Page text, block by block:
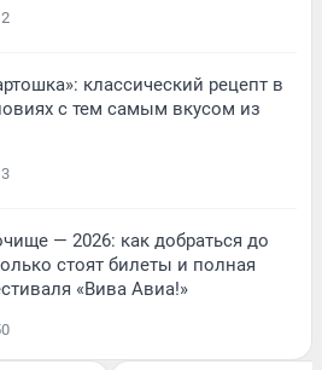
классический рецепт в
с тем самым вкусом из
— 2026: как добраться до
стоят билеты и полная
«Вива Авиа!»